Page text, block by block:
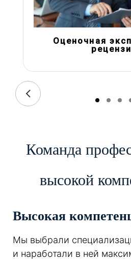
Оценочная
Команда
высокой
Высокая
Мы выбрали
и наработали в ней